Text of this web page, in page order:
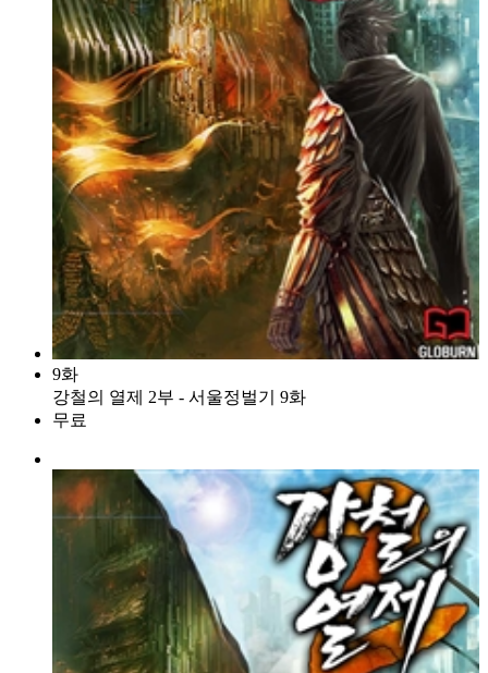
9화
강철의 열제 2부 - 서울정벌기 9화
무료